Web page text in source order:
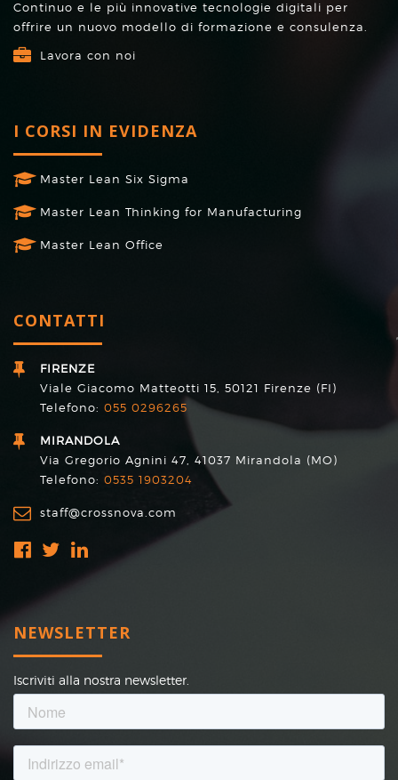
Continuo e le più innovative tecnologie digitali per
offrire un nuovo modello di formazione e consulenza.
Lavora con noi
I CORSI IN EVIDENZA
Master Lean Six Sigma
Master Lean Thinking for Manufacturing
Master Lean Office
CONTATTI
FIRENZE
Viale Giacomo Matteotti 15, 50121 Firenze (FI)
Telefono: 055 0296265
MIRANDOLA
Via Gregorio Agnini 47, 41037 Mirandola (MO)
Telefono: 0535 1903204
staff@crossnova.com
NEWSLETTER
Iscriviti alla nostra newsletter.